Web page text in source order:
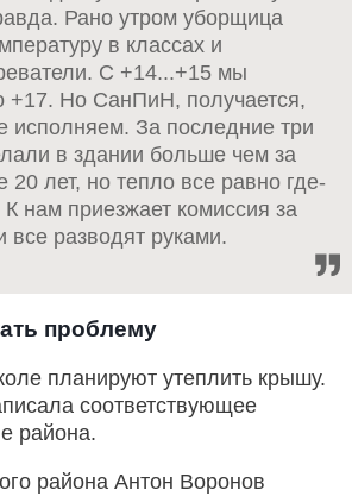
Рано утром уборщица
в классах и
С +14...+15 мы
+17. Но СанПиН, получается,
исполняем. За последние три
в здании больше чем за
лет, но тепло все равно где-
К нам приезжает комиссия за
все разводят руками.
проблему
планируют утеплить крышу.
соответствующее
района.
района Антон Воронов